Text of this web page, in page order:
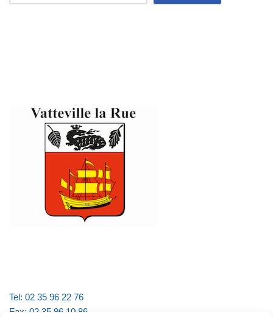
Tel: 02 35 96 22 76
Fax: 02 35 96 10 86